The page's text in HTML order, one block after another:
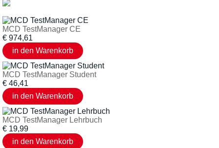
MCD TestManager CE
€ 974,61
MCD TestManager Student
€ 46,41
MCD TestManager Lehrbuch
€ 19,99